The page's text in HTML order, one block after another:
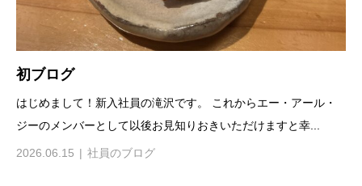
初ブログ
はじめまして！新入社員の滝沢です。 これからエー・アール・
ジーのメンバーとして以後お見知りおきいただけますと幸...
2026.06.15 社員のブログ